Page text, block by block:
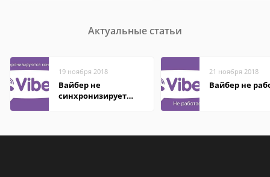
Актуальные статьи
19 ноября 2018
Вайбер не
синхронизирует
21 ноября 2018
Вайбер не